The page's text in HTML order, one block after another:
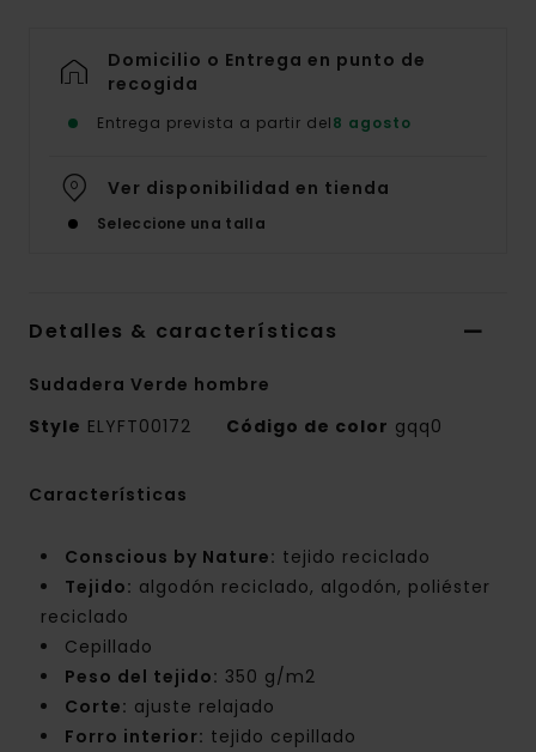
Domicilio o Entrega en punto de
recogida
Entrega prevista a partir del8 agosto
Ver disponibilidad en tienda
Seleccione una talla
Detalles & características
Sudadera Verde hombre
Style ELYFT00172 Código de color gqq0
Características
Conscious by Nature: tejido reciclado
Tejido: algodón reciclado, algodón, poliéster
reciclado
Cepillado
Peso del tejido: 350 g/m2
Corte: ajuste relajado
Forro interior: tejido cepillado